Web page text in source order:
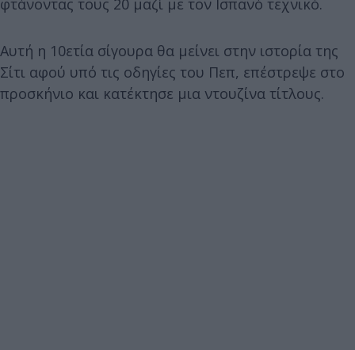
Αυτή η 10ετία σίγουρα θα μείνει στην ιστορία της
Σίτι αφού υπό τις οδηγίες του Πεπ, επέστρεψε στο
προσκήνιο και κατέκτησε μια ντουζίνα τίτλους.